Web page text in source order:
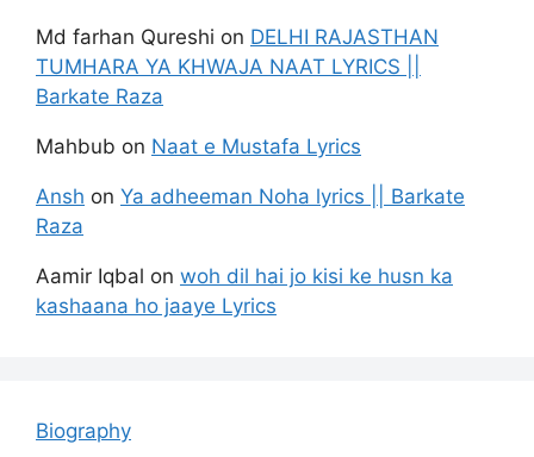
Md farhan Qureshi on DELHI RAJASTHAN
TUMHARA YA KHWAJA NAAT LYRICS ||
Barkate Raza
Mahbub on Naat e Mustafa Lyrics
Ansh on Ya adheeman Noha lyrics || Barkate
Raza
Aamir Iqbal on woh dil hai jo kisi ke husn ka
kashaana ho jaaye Lyrics
Biography